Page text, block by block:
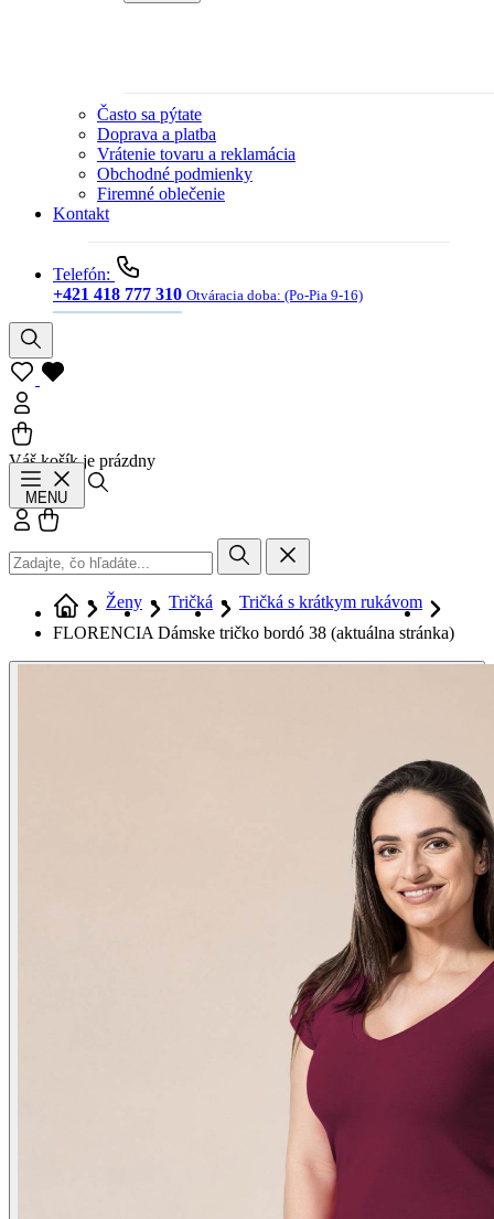
Často sa pýtate
Doprava a platba
Vrátenie tovaru a reklamácia
Obchodné podmienky
Firemné oblečenie
Kontakt
Telefón:
+421 418 777 310 Otváracia doba: (Po-Pia 9-16)
Váš košík je prázdny
MENU
Prihlásiť sa
Ženy Tričká
Tričká s krátkym rukávom
FLORENCIA Dámske tričko bordó 38 (aktuálna stránka)